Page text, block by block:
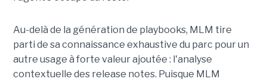
Au-delà de la génération de playbooks, MLM tire
parti de sa connaissance exhaustive du parc pour un
autre usage à forte valeur ajoutée : l'analyse
contextuelle des release notes. Puisque MLM